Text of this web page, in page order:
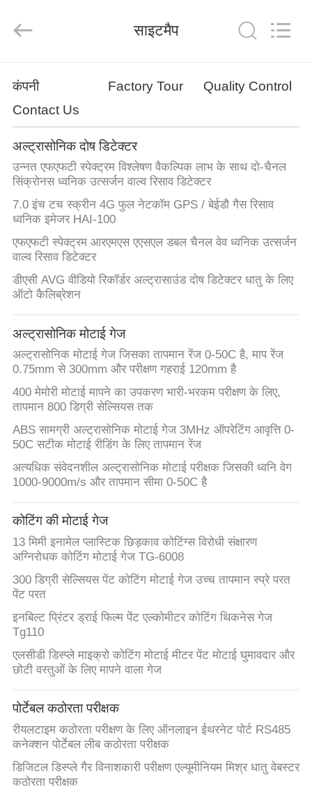
घर
उत्पादों
हमारे
बारे
कारखाना
भ्रमण
गुणवत्ता
नियंत्रण
संपर्क
करें
एक
उद्धरण
की
विनती
करे
साइटमैप
PRIVACY
POLICY
CORPORATION.
साइटमैप
कंपनी Factory Tour
Quality Control
Contact Us
अल्ट्रासोनिक दोष डिटेक्टर
उन्नत एफएफटी स्पेक्ट्रम विश्लेषण वैकल्पिक लाभ के साथ दो-चैनल
सिंक्रोनस ध्वनिक उत्सर्जन वाल्व रिसाव डिटेक्टर
7.0 इंच टच स्क्रीन 4G फुल नेटकॉम GPS / बेईडौ गैस रिसाव
ध्वनिक इमेजर HAI-100
एफएफटी स्पेक्ट्रम आरएमएस एएसएल डबल चैनल वेव ध्वनिक उत्सर्जन
वाल्व रिसाव डिटेक्टर
डीएसी AVG वीडियो रिकॉर्डर अल्ट्रासाउंड दोष डिटेक्टर धातु के लिए
ऑटो कैलिब्रेशन
अल्ट्रासोनिक मोटाई गेज
अल्ट्रासोनिक मोटाई गेज जिसका तापमान रेंज 0-50C है, माप रेंज
0.75mm से 300mm और परीक्षण गहराई 120mm है
400 मेमोरी मोटाई मापने का उपकरण भारी-भरकम परीक्षण के लिए,
तापमान 800 डिग्री सेल्सियस तक
ABS सामग्री अल्ट्रासोनिक मोटाई गेज 3MHz ऑपरेटिंग आवृत्ति 0-
50C सटीक मोटाई रीडिंग के लिए तापमान रेंज
अत्यधिक संवेदनशील अल्ट्रासोनिक मोटाई परीक्षक जिसकी ध्वनि वेग
1000-9000m/s और तापमान सीमा 0-50C है
कोटिंग की मोटाई गेज
13 मिमी इनामेल प्लास्टिक छिड़काव कोटिंग्स विरोधी संक्षारण
अग्निरोधक कोटिंग मोटाई गेज TG-6008
300 डिग्री सेल्सियस पेंट कोटिंग मोटाई गेज उच्च तापमान स्प्रे परत
पेंट परत
इनबिल्ट प्रिंटर ड्राई फिल्म पेंट एल्कोमीटर कोटिंग थिकनेस गेज
Tg110
एलसीडी डिस्प्ले माइक्रो कोटिंग मोटाई मीटर पेंट मोटाई घुमावदार और
छोटी वस्तुओं के लिए मापने वाला गेज
पोर्टेबल कठोरता परीक्षक
रीयलटाइम कठोरता परीक्षण के लिए ऑनलाइन ईथरनेट पोर्ट RS485
कनेक्शन पोर्टेबल लीब कठोरता परीक्षक
डिजिटल डिस्प्ले गैर विनाशकारी परीक्षण एल्यूमीनियम मिश्र धातु वेबस्टर
कठोरता परीक्षक